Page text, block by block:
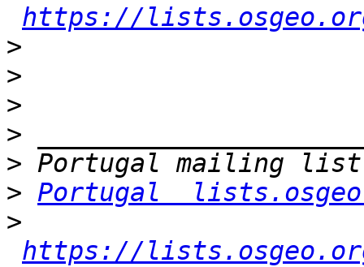
https://
>
>
>
>
>
> Portugal
>
https://